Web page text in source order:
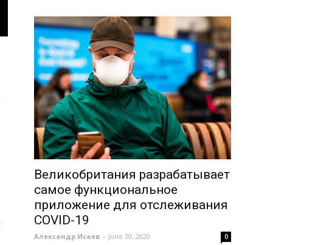
Великобритания разрабатывает
самое функциональное
приложение для отслеживания
COVID-19
Александр Исаев - June 30, 2020 0